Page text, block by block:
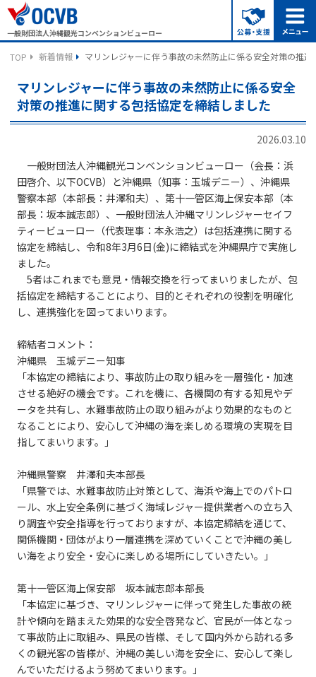
一般財団法人沖縄観光コンベンションビューロー
TOP 新着情報 マリンレジャーに伴う事故の未然防止に係る安全対策の推
マリンレジャーに伴う事故の未然防止に係る安全
対策の推進に関する包括協定を締結しました
2026.03.10
一般財団法人沖縄観光コンベンションビューロー（会長：浜
田啓介、以下OCVB）と沖縄県（知事：玉城デニー）、沖縄県
警察本部（本部長：井澤和夫）、第十一管区海上保安本部（本
部長：坂本誠志郎）、一般財団法人沖縄マリンレジャーセイフ
ティービューロー（代表理事：本永浩之）は包括連携に関する
協定を締結し、令和8年3月6日(金)に締結式を沖縄県庁で実施し
ました。
5者はこれまでも意見・情報交換を行ってまいりましたが、包
括協定を締結することにより、目的とそれぞれの役割を明確化
し、連携強化を図ってまいります。
締結者コメント：
沖縄県 玉城デニー知事
「本協定の締結により、事故防止の取り組みを一層強化・加速
させる絶好の機会です。これを機に、各機関の有する知見やデ
ータを共有し、水難事故防止の取り組みがより効果的なものと
なることにより、安心して沖縄の海を楽しめる環境の実現を目
指してまいります。」
沖縄県警察 井澤和夫本部長
「県警では、水難事故防止対策として、海浜や海上でのパトロ
ール、水上安全条例に基づく海域レジャー提供業者への立ち入
り調査や安全指導を行っておりますが、本協定締結を通じて、
関係機関・団体がより一層連携を深めていくことで沖縄の美し
い海をより安全・安心に楽しめる場所にしていきたい。」
第十一管区海上保安部 坂本誠志郎本部長
「本協定に基づき、マリンレジャーに伴って発生した事故の統
計や傾向を踏まえた効果的な安全啓発など、官民が一体となっ
て事故防止に取組み、県民の皆様、そして国内外から訪れる多
くの観光客の皆様が、沖縄の美しい海を安全に、安心して楽し
んでいただけるよう努めてまいります。」